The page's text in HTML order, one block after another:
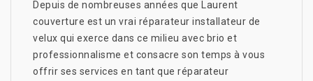
Depuis de nombreuses années que Laurent
couverture est un vrai réparateur installateur de
velux qui exerce dans ce milieu avec brio et
professionnalisme et consacre son temps à vous
offrir ses services en tant que réparateur